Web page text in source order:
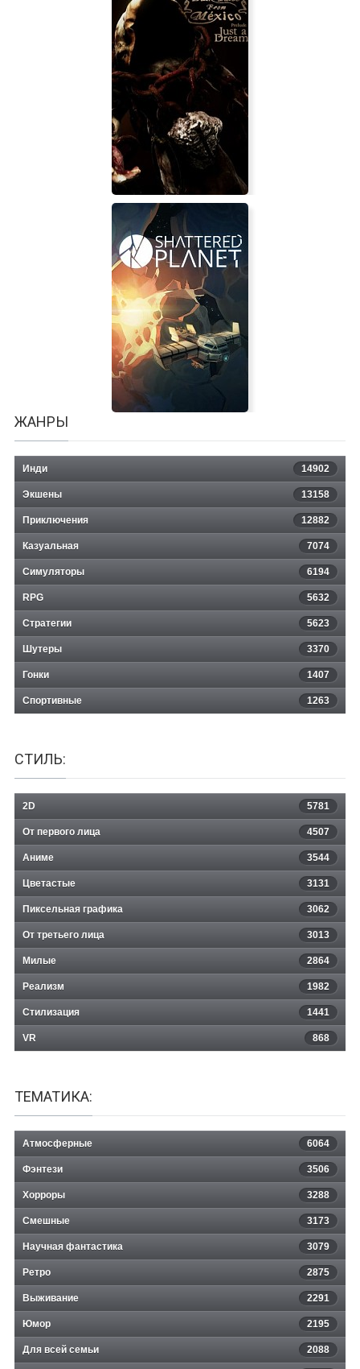
Terminal Velocity: Boosted Edition
Dark Tales from Mexico: Prelude.
Just a Dream... with The Sack Man
ЖАНРЫ
Инди 14902
Экшены 13158
Приключения 12882
Казуальная 7074
Симуляторы 6194
RPG 5632
Стратегии 5623
Шутеры 3370
Гонки 1407
Спортивные 1263
СТИЛЬ:
2D 5781
От первого лица 4507
Аниме 3544
Цветастые 3131
Пиксельная графика 3062
От третьего лица 3013
Милые 2864
Реализм 1982
Стилизация 1441
VR 868
ТЕМАТИКА:
Атмосферные 6064
Фэнтези 3506
Хорроры 3288
Смешные 3173
Научная фантастика 3079
Ретро 2875
Выживание 2291
Юмор 2195
Для всей семьи 2088